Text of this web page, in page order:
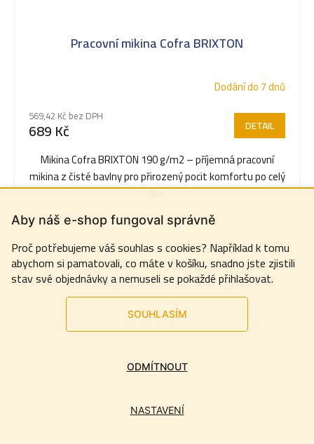
Aby náš e-shop fungoval správně
Proč potřebujeme váš souhlas s cookies? Například k tomu
abychom si pamatovali, co máte v košíku, snadno jste zjistili
stav své objednávky a nemuseli se pokaždé přihlašovat.
SOUHLASÍM
NASTAVENÍ
ODMÍTNOUT
Pracovní mikina Cofra BRIXTON
Dodání do 7 dnů
569,42 Kč bez DPH
689 Kč DETAIL
Mikina Cofra BRIXTON 190 g/m2 – příjemná pracovní
mikina z čisté bavlny pro přirozený pocit komfortu po celý
den.